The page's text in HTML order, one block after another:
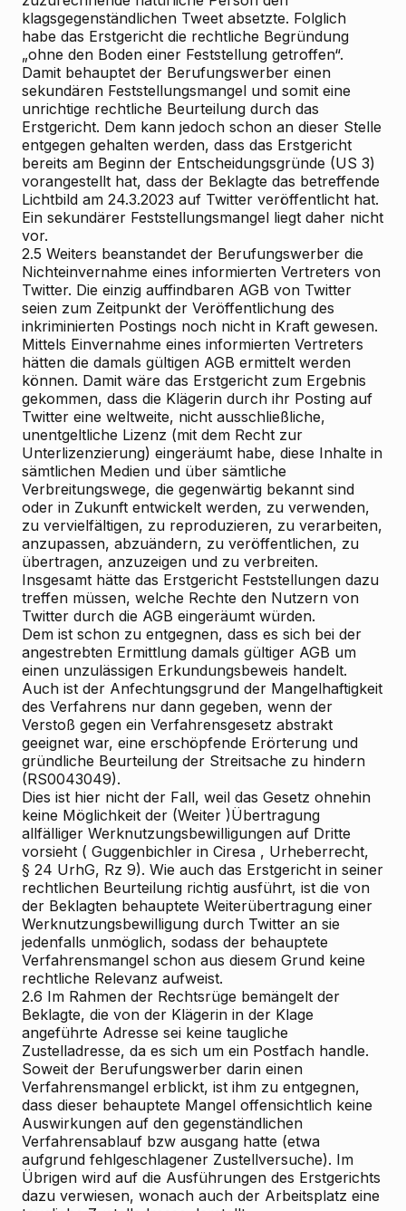
klagsgegenständlichen Tweet absetzte. Folglich
habe das Erstgericht die rechtliche Begründung
„ohne den Boden einer Feststellung getroffen“.
Damit behauptet der Berufungswerber einen
sekundären Feststellungsmangel und somit eine
unrichtige rechtliche Beurteilung durch das
Erstgericht. Dem kann jedoch schon an dieser Stelle
entgegen gehalten werden, dass das Erstgericht
bereits am Beginn der Entscheidungsgründe (US 3)
vorangestellt hat, dass der Beklagte das betreffende
Lichtbild am 24.3.2023 auf Twitter veröffentlicht hat.
Ein sekundärer Feststellungsmangel liegt daher nicht
vor.
2.5 Weiters beanstandet der Berufungswerber die
Nichteinvernahme eines informierten Vertreters von
Twitter. Die einzig auffindbaren AGB von Twitter
seien zum Zeitpunkt der Veröffentlichung des
inkriminierten Postings noch nicht in Kraft gewesen.
Mittels Einvernahme eines informierten Vertreters
hätten die damals gültigen AGB ermittelt werden
können. Damit wäre das Erstgericht zum Ergebnis
gekommen, dass die Klägerin durch ihr Posting auf
Twitter eine weltweite, nicht ausschließliche,
unentgeltliche Lizenz (mit dem Recht zur
Unterlizenzierung) eingeräumt habe, diese Inhalte in
sämtlichen Medien und über sämtliche
Verbreitungswege, die gegenwärtig bekannt sind
oder in Zukunft entwickelt werden, zu verwenden,
zu vervielfältigen, zu reproduzieren, zu verarbeiten,
anzupassen, abzuändern, zu veröffentlichen, zu
übertragen, anzuzeigen und zu verbreiten.
Insgesamt hätte das Erstgericht Feststellungen dazu
treffen müssen, welche Rechte den Nutzern von
Twitter durch die AGB eingeräumt würden.
Dem ist schon zu entgegnen, dass es sich bei der
angestrebten Ermittlung damals gültiger AGB um
einen unzulässigen Erkundungsbeweis handelt.
Auch ist der Anfechtungsgrund der Mangelhaftigkeit
des Verfahrens nur dann gegeben, wenn der
Verstoß gegen ein Verfahrensgesetz abstrakt
geeignet war, eine erschöpfende Erörterung und
gründliche Beurteilung der Streitsache zu hindern
(RS0043049).
Dies ist hier nicht der Fall, weil das Gesetz ohnehin
keine Möglichkeit der (Weiter )Übertragung
allfälliger Werknutzungsbewilligungen auf Dritte
vorsieht ( Guggenbichler in Ciresa , Urheberrecht,
§ 24 UrhG, Rz 9). Wie auch das Erstgericht in seiner
rechtlichen Beurteilung richtig ausführt, ist die von
der Beklagten behauptete Weiterübertragung einer
Werknutzungsbewilligung durch Twitter an sie
jedenfalls unmöglich, sodass der behauptete
Verfahrensmangel schon aus diesem Grund keine
rechtliche Relevanz aufweist.
2.6 Im Rahmen der Rechtsrüge bemängelt der
Beklagte, die von der Klägerin in der Klage
angeführte Adresse sei keine taugliche
Zustelladresse, da es sich um ein Postfach handle.
Soweit der Berufungswerber darin einen
Verfahrensmangel erblickt, ist ihm zu entgegnen,
dass dieser behauptete Mangel offensichtlich keine
Auswirkungen auf den gegenständlichen
Verfahrensablauf bzw ausgang hatte (etwa
aufgrund fehlgeschlagener Zustellversuche). Im
Übrigen wird auf die Ausführungen des Erstgerichts
dazu verwiesen, wonach auch der Arbeitsplatz eine